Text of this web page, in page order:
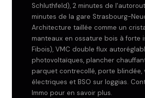
Schluthfeld), 2 minutes de
minutes de la gare Strasbourg-
Architecture taillée comme un
manteaux en ossature bois à forte
Fibois), VMC double flux
photovoltaïques, plancher
parquet contrecollé, porte blindée,
électriques et BSO sur loggias.
Immo pour en savoir plus.